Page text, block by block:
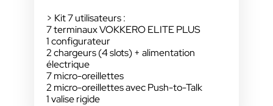
> Kit 7 utilisateurs :
7 terminaux VOKKERO ELITE PLUS
1 configurateur
2 chargeurs (4 slots) + alimentation
électrique
7 micro-oreillettes
2 micro-oreillettes avec Push-to-Talk
1 valise rigide